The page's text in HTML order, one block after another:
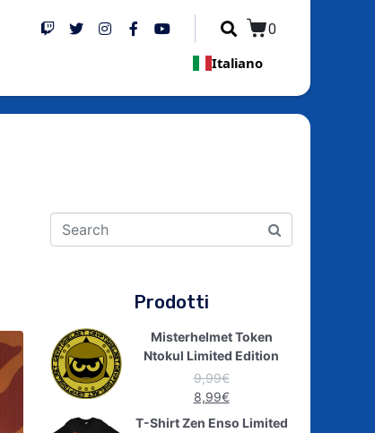
0
Italiano
Prodotti
Misterhelmet Token
Ntokul Limited Edition
9,99€
8,99€
T-Shirt Zen Enso Limited